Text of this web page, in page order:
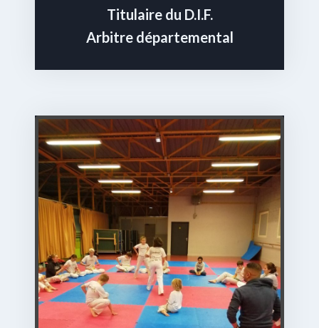
Titulaire du D.I.F.
Arbitre départemental